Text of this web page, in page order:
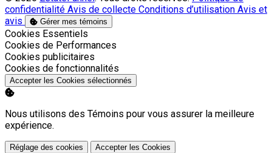
confidentialité Avis de collecte Conditions d’utilisation Avis et
avis
Gérer mes témoins
Activer
Cookies Essentiels
Activer
Cookies de Performances
Activer
Cookies publicitaires
Activer
Cookies de fonctionnalités
Accepter les Cookies sélectionnés
Nous utilisons des Témoins pour vous assurer la meilleure
expérience.
Réglage des cookies Accepter les Cookies